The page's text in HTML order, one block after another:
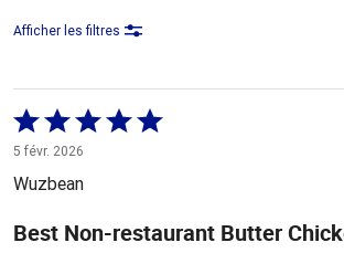
Afficher les filtres
Coté
5 sur
5
5 févr. 2026
Wuzbean
Best Non-restaurant Butter